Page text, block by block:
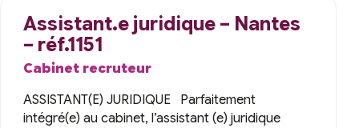
Assistant.e juridique – Nantes
– réf.1151
Cabinet recruteur
ASSISTANT(E) JURIDIQUE Parfaitement
intégré(e) au cabinet, l’assistant (e) juridique